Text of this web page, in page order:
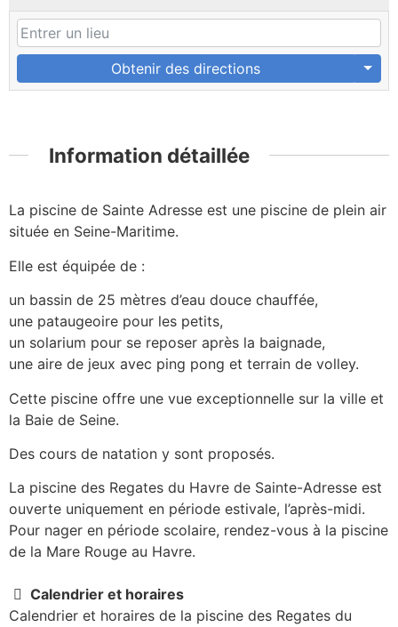
Obtenir des directions
Information détaillée
La piscine de Sainte Adresse est une piscine de plein air
située en Seine-Maritime.
Elle est équipée de :
un bassin de 25 mètres d’eau douce chauffée,
une pataugeoire pour les petits,
un solarium pour se reposer après la baignade,
une aire de jeux avec ping pong et terrain de volley.
Cette piscine offre une vue exceptionnelle sur la ville et
la Baie de Seine.
Des cours de natation y sont proposés.
La piscine des Regates du Havre de Sainte-Adresse est
ouverte uniquement en période estivale, l’après-midi.
Pour nager en période scolaire, rendez-vous à la piscine
de la Mare Rouge au Havre.
Calendrier et horaires
Calendrier et horaires de la piscine des Regates du